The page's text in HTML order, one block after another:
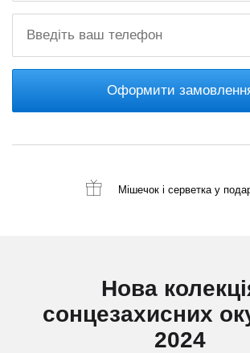
Оформити
Мішечок і серветкау
Нова
сонцезахисних
2024